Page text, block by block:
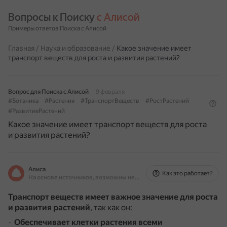
Вопросы к Поиску с Алисой
Примеры ответов Поиска с Алисой
Главная / Наука и образование / Какое значение имеет
транспорт веществ для роста и развития растений?
Вопрос для Поиска с Алисой
9 февраля
#Ботаника
#Растения #ТранспортВеществ
#РостРастений
#РазвитиеРастений
Какое значение имеет транспорт веществ для роста
и развития растений?
Алиса
На основе источников, возможны неточности
Как это работает?
Транспорт веществ имеет важное значение для роста
и развития растений, так как он:
Обеспечивает клетки растения всеми